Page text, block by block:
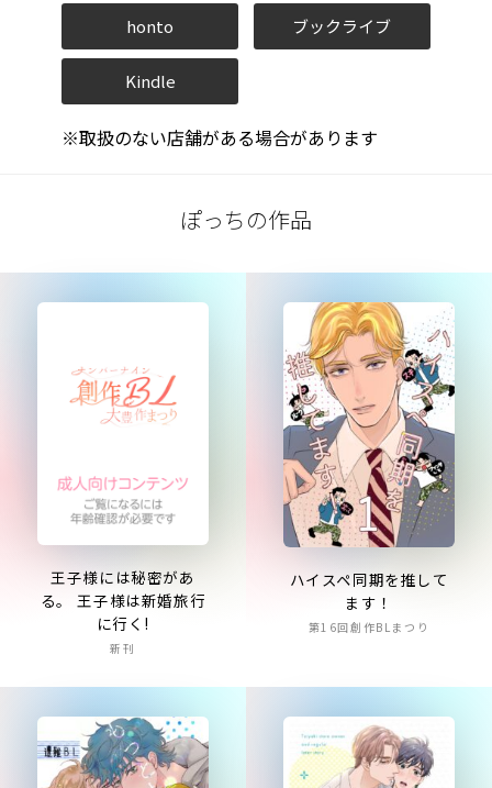
honto ブックライブ
Kindle
※取扱のない店舗がある場合があります
ぽっちの作品
王子様には秘密があ
る。 王子様は新婚旅行
に行く!
新刊
ハイスペ同期を推して
ます！
第16回創作BLまつり